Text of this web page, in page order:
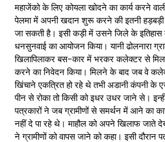
महाजेंको के लिए कोयला खोदने का कार्य करने
पेलमा में अपनी खदान शुरू करने की इतनी
जा सकती है। इसी कड़ी में उसने जिले के इतिहास
धनसुनवाई का आयोजन किया। यानी ढोलनारा
खिलापिलाकर बस-कार में भरकर कलेक्टर से
करने का निवेदन किया। मिलने के बाद जब वे
खिंचाने एकत्रित हो रहे थे तभी अडानी कंपनी के
पीन से रोका तो किसी को इधर उधर जाने से।
पत्रकारों ने जब ग्रामीणों से समर्थन में आने का
नहीं दे पा रहे थे। माहौल को अपने खिलाफ जाते
ने ग्रामीणों को वापस जाने को कहा। इसी दौरान